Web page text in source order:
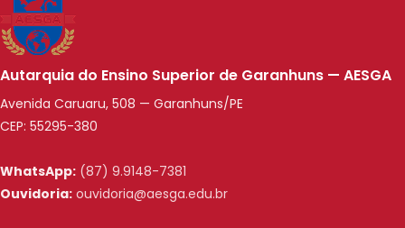
Autarquia do Ensino Superior de Garanhuns — AESGA
Avenida Caruaru, 508 — Garanhuns/PE
CEP: 55295-380
WhatsApp: (87) 9.9148-7381
Ouvidoria: ouvidoria@aesga.edu.br